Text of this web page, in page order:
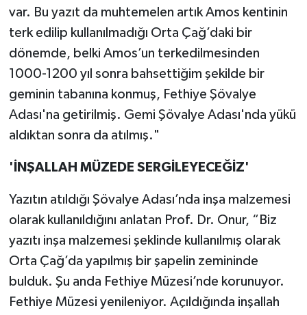
var. Bu yazıt da muhtemelen artık Amos kentinin
terk edilip kullanılmadığı Orta Çağ’daki bir
dönemde, belki Amos’un terkedilmesinden
1000-1200 yıl sonra bahsettiğim şekilde bir
geminin tabanına konmuş, Fethiye Şövalye
Adası'na getirilmiş. Gemi Şövalye Adası'nda yükü
aldıktan sonra da atılmış."
'İNŞALLAH MÜZEDE SERGİLEYECEĞİZ'
Yazıtın atıldığı Şövalye Adası’nda inşa malzemesi
olarak kullanıldığını anlatan Prof. Dr. Onur, “Biz
yazıtı inşa malzemesi şeklinde kullanılmış olarak
Orta Çağ’da yapılmış bir şapelin zemininde
bulduk. Şu anda Fethiye Müzesi’nde korunuyor.
Fethiye Müzesi yenileniyor. Açıldığında inşallah